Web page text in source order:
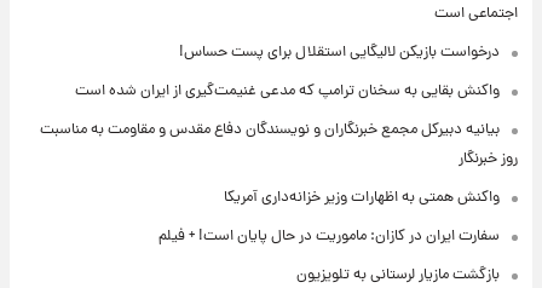
اجتماعی است
درخواست بازیکن لالیگایی استقلال برای پست حساس!
واکنش بقایی به سخنان ترامپ که مدعی غنیمت‌گیری از ایران شده است
بیانیه دبیرکل مجمع خبرنگاران و نویسندگان دفاع مقدس و مقاومت به مناسبت
روز خبرنگار
واکنش همتی به اظهارات وزیر خزانه‌داری آمریکا
سفارت ایران در کازان: ماموریت در حال پایان است! + فیلم
بازگشت مازیار لرستانی به تلویزیون